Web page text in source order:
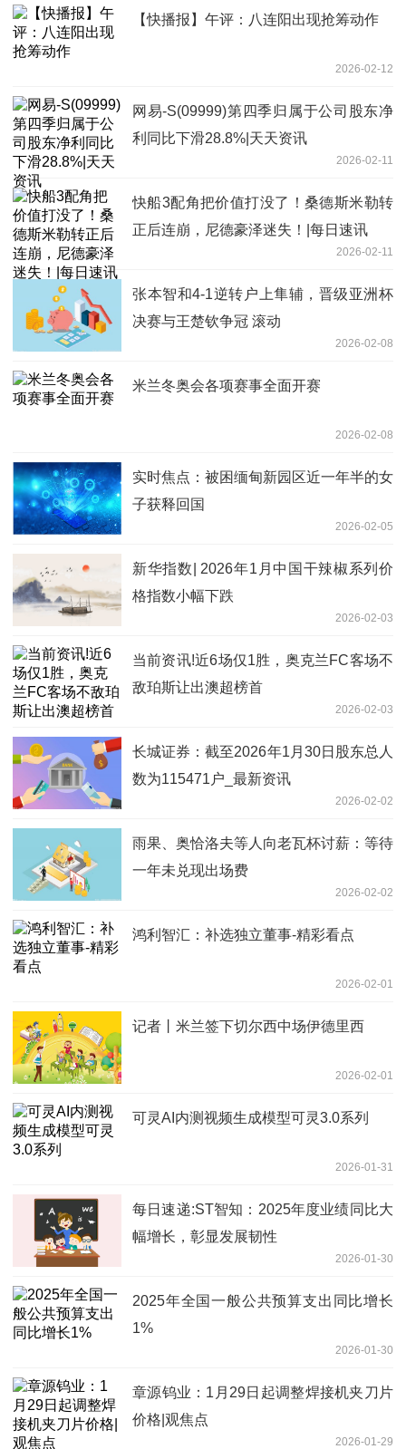
【快播报】午评：八连阳出现抢筹动作
2026-02-12
网易-S(09999)第四季归属于公司股东净
利同比下滑28.8%|天天资讯
2026-02-11
快船3配角把价值打没了！桑德斯米勒转
正后连崩，尼德豪泽迷失！|每日速讯
2026-02-11
张本智和4-1逆转户上隼辅，晋级亚洲杯
决赛与王楚钦争冠 滚动
2026-02-08
米兰冬奥会各项赛事全面开赛
2026-02-08
实时焦点：被困缅甸新园区近一年半的女
子获释回国
2026-02-05
新华指数| 2026年1月中国干辣椒系列价
格指数小幅下跌
2026-02-03
当前资讯!近6场仅1胜，奥克兰FC客场不
敌珀斯让出澳超榜首
2026-02-03
长城证券：截至2026年1月30日股东总人
数为115471户_最新资讯
2026-02-02
雨果、奥恰洛夫等人向老瓦杯讨薪：等待
一年未兑现出场费
2026-02-02
鸿利智汇：补选独立董事-精彩看点
2026-02-01
记者丨米兰签下切尔西中场伊德里西
2026-02-01
可灵AI内测视频生成模型可灵3.0系列
2026-01-31
每日速递:ST智知：2025年度业绩同比大
幅增长，彰显发展韧性
2026-01-30
2025年全国一般公共预算支出同比增长
1%
2026-01-30
章源钨业：1月29日起调整焊接机夹刀片
价格|观焦点
2026-01-29